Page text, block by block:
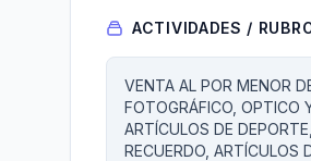
ACTIVIDADES /
VENTA AL POR MENOR
FOTOGRÁFICO, OPTICO
ARTÍCULOS DE
RECUERDO, ARTÍCULOS